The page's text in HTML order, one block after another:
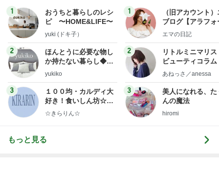
1
おうちと暮らしのレシ
ピ 〜HOME&LIFE〜
yuki (ドキ子）
2
ほんとうに必要な物し
か持たない暮らし◆Ke
ep Life Simple◆〜イ
yukiko
3
１００均・カルディ大
好き！食いしん坊☆き
らりん☆のブログ
☆きらりん☆
1
（旧アカウント
ブログ【アラフォ
社売却セカンドラ
エマの日記
2
リトルミニマリス
ビューティコラ
little
あねっさ／anessa
3
美人になれる、た
んの魔法
hiromi
もっと見る